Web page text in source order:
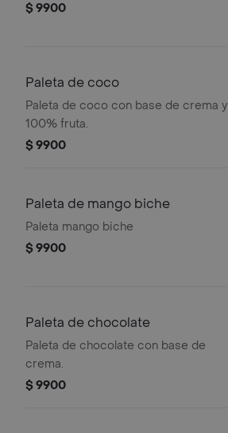
$ 9900
Paleta de coco
Paleta de coco con base de crema y
100% fruta.
$ 9900
Paleta de mango biche
Paleta mango biche
$ 9900
Paleta de chocolate
Paleta de chocolate con base de
crema.
$ 9900